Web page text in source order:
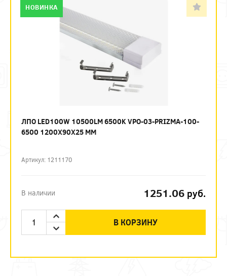
ЛПО LED100W 10500LM 6500K VPO-03-PRIZMA-100-
6500 1200Х90Х25 ММ
Артикул: 1211170
В наличии 1251.06 руб.
В КОРЗИНУ
НОВИНКА